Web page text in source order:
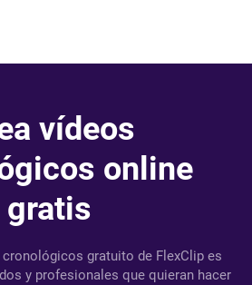
vídeos
online
gratis
gratuito de FlexClip es
y profesionales que quieran hacer